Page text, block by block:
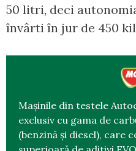
50 litri, deci
învârti în jur de 450
Mașinile din testele
exclusiv cu gama de
(benzină și diesel), care